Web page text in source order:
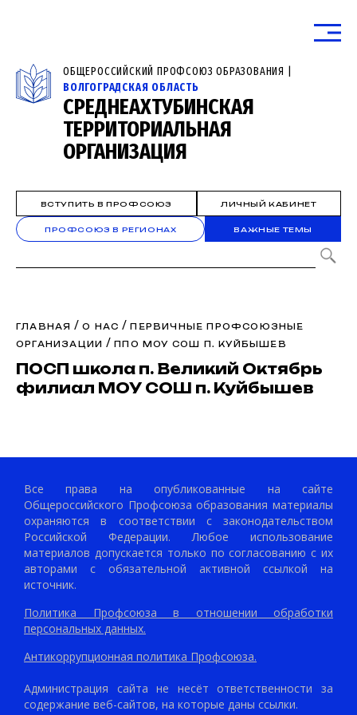
ОБЩЕРОССИЙСКИЙ ПРОФСОЮЗ ОБРАЗОВАНИЯ |
ВОЛГОГРАДСКАЯ ОБЛАСТЬ
СРЕДНЕАХТУБИНСКАЯ
ТЕРРИТОРИАЛЬНАЯ
ОРГАНИЗАЦИЯ
ВСТУПИТЬ В ПРОФСОЮЗ ЛИЧНЫЙ КАБИНЕТ
ПРОФСОЮЗ В РЕГИОНАХ ВАЖНЫЕ ТЕМЫ
ГЛАВНАЯ /О НАС /ПЕРВИЧНЫЕ ПРОФСОЮЗНЫЕ
ОРГАНИЗАЦИИ /ППО МОУ СОШ П. КУЙБЫШЕВ
ПОСП школа п. Великий Октябрь
филиал МОУ СОШ п. Куйбышев
Все права на опубликованные на сайте
Общероссийского Профсоюза образования материалы
охраняются в соответствии с законодательством
Российской Федерации. Любое использование
материалов допускается только по согласованию с их
авторами с обязательной активной ссылкой на
источник.
Политика Профсоюза в отношении обработки
персональных данных.
Антикоррупционная политика Профсоюза.
Администрация сайта не несёт ответственности за
содержание веб-сайтов, на которые даны ссылки.